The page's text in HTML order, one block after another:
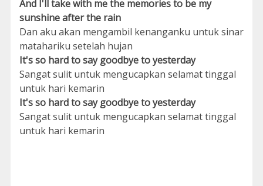
And I'll take with me the memories to be my
sunshine after the rain
Dan aku akan mengambil kenanganku untuk sinar
matahariku setelah hujan
It's so hard to say goodbye to yesterday
Sangat sulit untuk mengucapkan selamat tinggal
untuk hari kemarin
It's so hard to say goodbye to yesterday
Sangat sulit untuk mengucapkan selamat tinggal
untuk hari kemarin